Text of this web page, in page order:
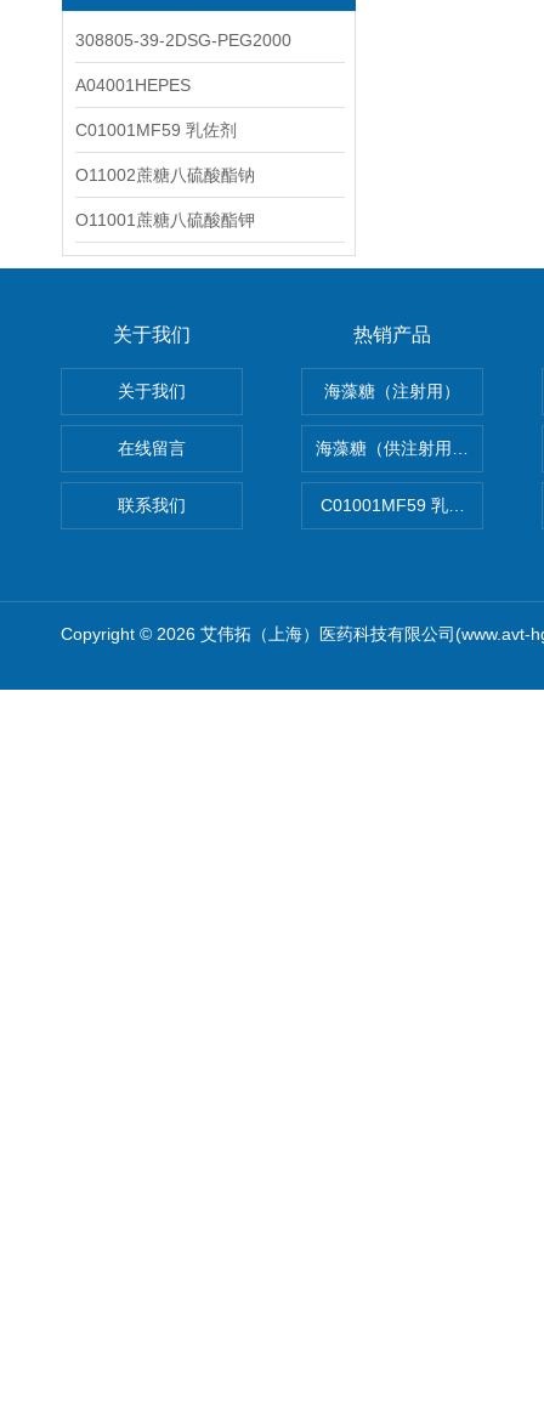
308805-39-2DSG-PEG2000
A04001HEPES
C01001MF59 乳佐剂
O11002蔗糖八硫酸酯钠
O11001蔗糖八硫酸酯钾
关于我们
关于我们
在线留言
联系我们
热销产品
海藻糖（注射用）
海藻糖（供注射用）（无菌）
C01001MF59 乳佐剂
Copyright © 2026 艾伟拓（上海）医药科技有限公司(www.avt-